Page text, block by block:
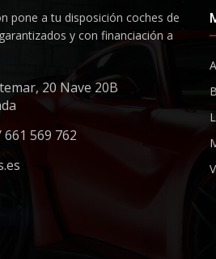
pone a tu disposición coches de
y con financiación a
20 Nave 20B
569 762